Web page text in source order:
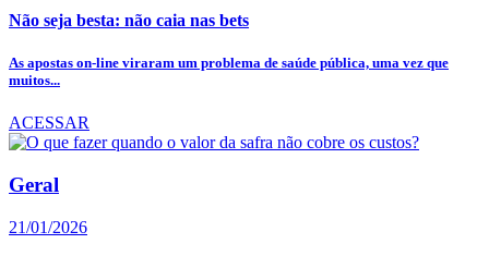
Não seja besta: não caia nas bets
As apostas on-line viraram um problema de saúde pública, uma vez que
muitos...
ACESSAR
Geral
21/01/2026